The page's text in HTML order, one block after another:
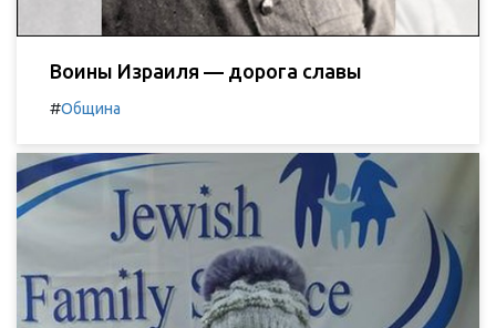
Воины Израиля — дорога славы
#Община